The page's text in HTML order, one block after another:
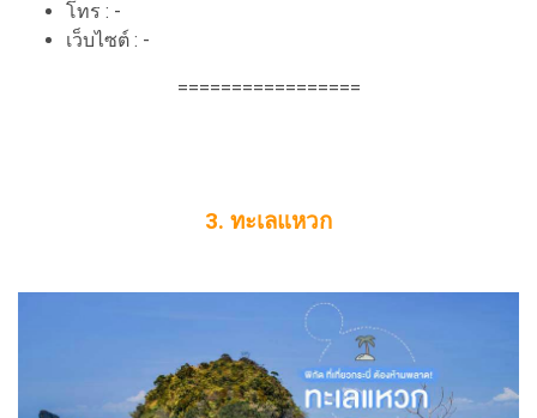
โทร : -
เว็บไซต์ : -
=================
3. ทะเลแหวก